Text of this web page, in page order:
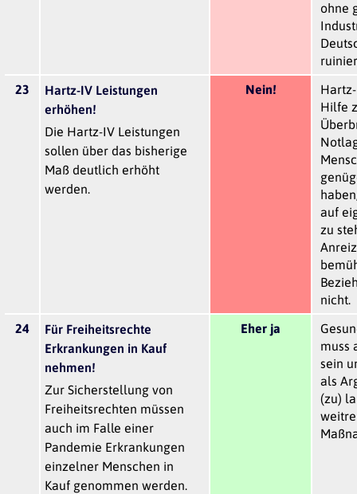
ohne
23
Hartz-IV Leistungen
erhöhen!
Die Hartz-IV Leistungen
sollen über das bisherige
Maß deutlich erhöht
werden.
Nein!
Hilfe
auf
zu
nicht.
24
Für Freiheitsrechte
Erkrankungen in Kauf
nehmen!
Zur Sicherstellung von
Freiheitsrechten müssen
auch im Falle einer
Pandemie Erkrankungen
einzelner Menschen in
Kauf genommen werden.
Eher ja
muss
sein
als
(zu)